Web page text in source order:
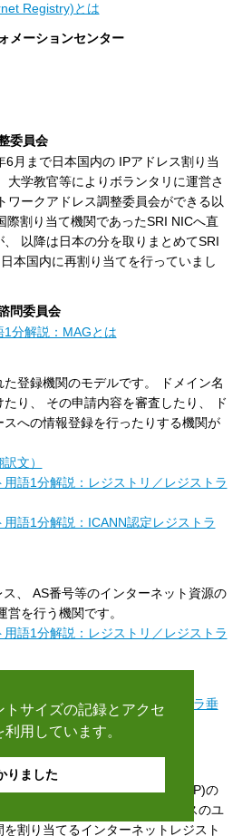
トサイズの記録とアクセ
用しています。
りました
Registry)とは
メーションセンター
委員会
6月まで日本国内の IPアドレス割り当
大学教官等によりボランタリに運営さ
ワークアドレス調整委員会ができる以
際割り当て機関であったSRI NICへ直
以降は日本の分を取りまとめてSRI
本国内に再割り当てを行っていまし
問委員会
分解説：MAGとは
登録機関のモデルです。 ドメイン名
り、 その申請内容を審査したり、 ド
スへの情報登録を行ったりする機関が
文）
用語1分解説：レジストリ／レジストラ
用語1分解説：ICANN認定レジストラ
ス、 AS番号等のインターネット資源の
を行う機関です。
用語1分解説：レジストリ／レジストラ
1分解説：レジストリ・レジストラ垂
ジストリ (LIR:Local Internet
ネットサービスプロバイダー(ISP)の
が提供するネットワークサービスのユ
割り当てるインターネットレジスト